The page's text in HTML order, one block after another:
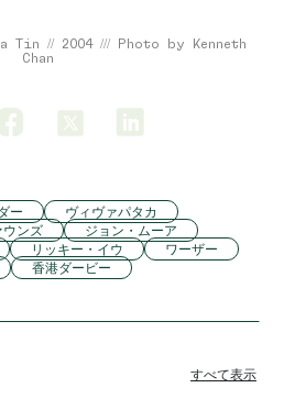
Tin // 2004 /// Photo by Kenneth
Chan
ー
ヴィヴァパタカ
ウンズ
ジョン・ムーア
リッキー・イウ
ワーザー
香港ダービー
すべて表示